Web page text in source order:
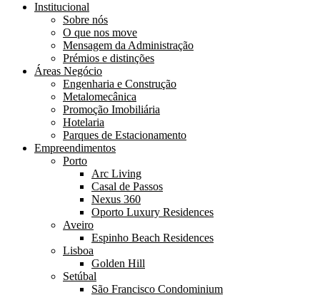
Institucional
Sobre nós
O que nos move
Mensagem da Administração
Prémios e distinções
Áreas Negócio
Engenharia e Construção
Metalomecânica
Promoção Imobiliária
Hotelaria
Parques de Estacionamento
Empreendimentos
Porto
Arc Living
Casal de Passos
Nexus 360
Oporto Luxury Residences
Aveiro
Espinho Beach Residences
Lisboa
Golden Hill
Setúbal
São Francisco Condominium